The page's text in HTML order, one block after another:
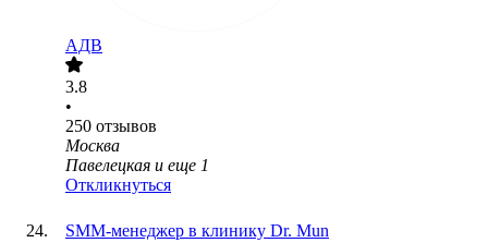
АДВ
3.8
•
250 отзывов
Москва
Павелецкая и еще 1
Откликнуться
SMM-менеджер в клинику Dr. Mun